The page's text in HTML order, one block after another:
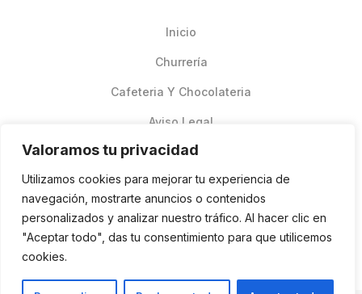
Valoramos tu privacidad
Utilizamos cookies para mejorar tu experiencia de
navegación, mostrarte anuncios o contenidos
personalizados y analizar nuestro tráfico. Al hacer clic en
"Aceptar todo", das tu consentimiento para que utilicemos
cookies.
Inicio
Churrería
Cafeteria Y Chocolateria
Aviso Legal
Pedidos Online Glovo
Contacto